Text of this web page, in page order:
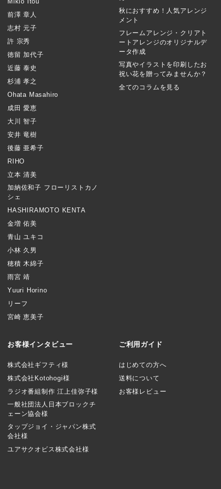
前澤 章人
志村 元子
許 宗秀
徳留 加代子
近藤 泰史
杉浦 孝之
Ohata Masahiro
成田 愛恵
大川 智子
安井 竜樹
後藤 亜希子
RIHO
立本 清美
加納佐和子 フローリストカノ
シェ
HASHIRAMOTO KENTA
金増 佑美
青山 ユキコ
小林 久男
穂積 木綿子
雨宮 靖
Yuuri Horino
リーフ
宮崎 恵美子
秋におすすめ！人気アレンジ
メント
フレームアレンジ・クリアト
ートアレンジのオリジナルデ
ータ作成
写真やイラストを印刷したお
祝い花を贈ってみませんか？
全てのコラムを見る
お客様インタビュー
株式会社ギフティ様
株式会社Kotohogi様
ラジオ番組制作 江上佳弥子様
一般社団法人日本ブロックチ
ェーン協会様
タップジョイ・ジャパン株式
会社様
ユアサクオビス株式会社様
ご利用ガイド
はじめての方へ
送料について
お客様レビュー